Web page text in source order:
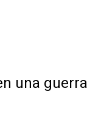
una guerra